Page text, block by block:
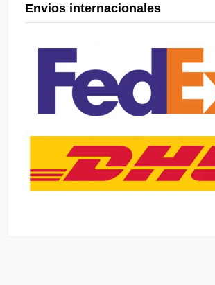
Envios internacionales